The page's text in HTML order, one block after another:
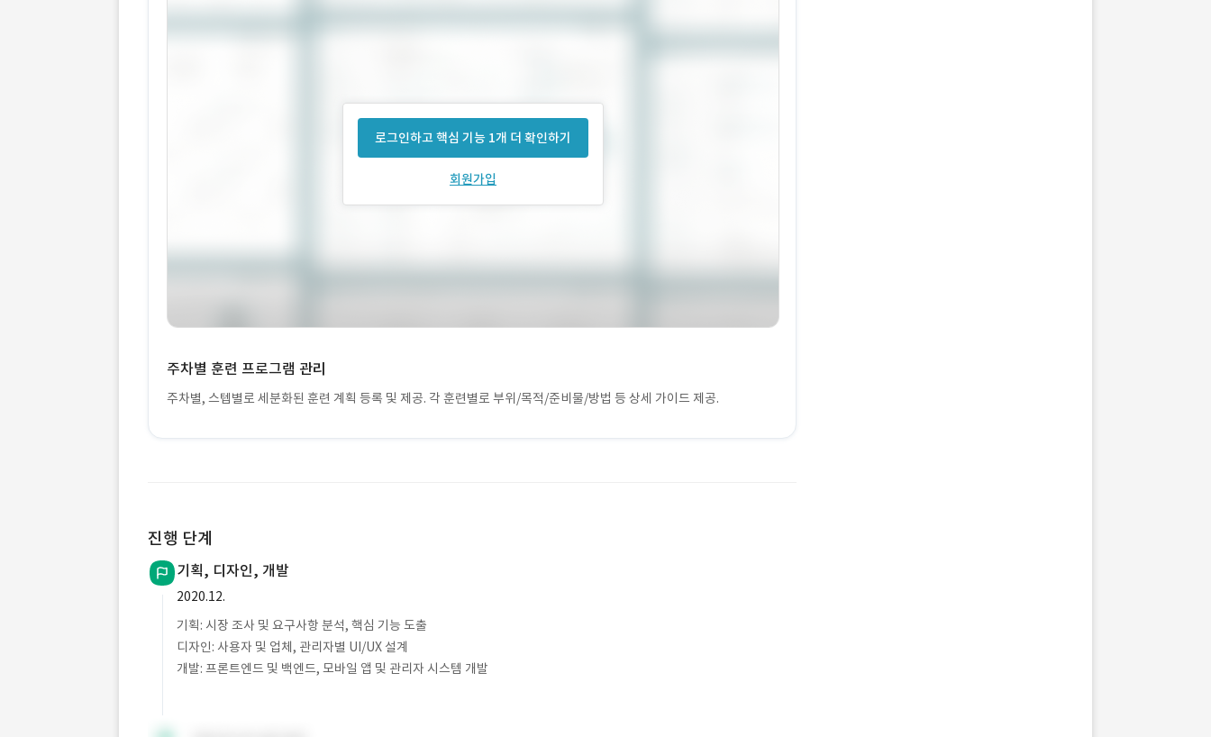
로그인하고 핵심 기능 1개 더 확인하기
회원가입
주차별 훈련 프로그램 관리
주차별, 스텝별로 세분화된 훈련 계획 등록 및 제공. 각 훈련별로 부위/목적/준비물/방법 등 상세 가이드 제공.
진행 단계
기획, 디자인, 개발
2020.12.
기획: 시장 조사 및 요구사항 분석, 핵심 기능 도출
디자인: 사용자 및 업체, 관리자별 UI/UX 설계
개발: 프론트엔드 및 백엔드, 모바일 앱 및 관리자 시스템 개발